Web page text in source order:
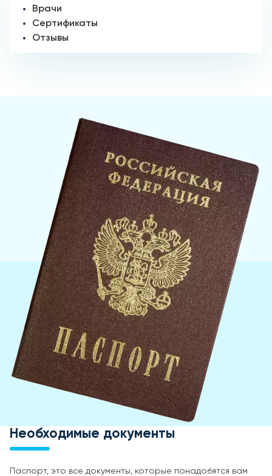
Врачи
Сертификаты
Отзывы
Необходимые документы
Паспорт, это все документы, которые понадобятся вам